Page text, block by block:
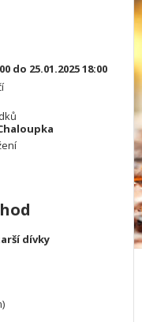
do 25.01.2025 18:00
dívky